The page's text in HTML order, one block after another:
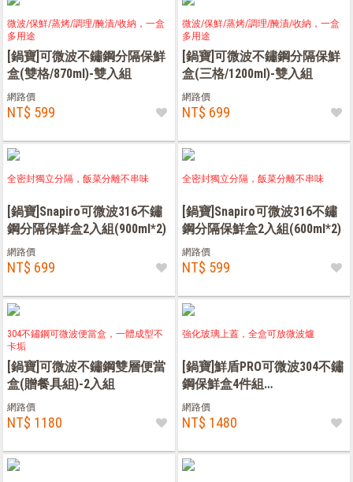
微波/保鮮/蒸烤/調理/醃漬/收納，一盒
多用途
[鍋寶]可微波不鏽鋼分隔保鮮
盒(雙格/870ml)-雙入組
網路價
NT$ 599
微波/保鮮/蒸烤/調理/醃漬/收納，一盒
多用途
[鍋寶]可微波不鏽鋼分隔保鮮
盒(三格/1200ml)-雙入組
網路價
NT$ 699
全密封獨立分隔，飯菜分離不串味
[鍋寶]Snapiro可微波316不鏽
鋼分隔保鮮盒2入組(900ml*2)
網路價
NT$ 699
全密封獨立分隔，飯菜分離不串味
[鍋寶]Snapiro可微波316不鏽
鋼分隔保鮮盒2入組(600ml*2)
網路價
NT$ 599
304不鏽鋼可微波便當盒，一體成型不
卡垢
[鍋寶]可微波不鏽鋼雙層便當
盒(贈餐具組)-2入組
網路價
NT$ 1180
強化玻璃上蓋，全盒可放微波爐
[鍋寶]鮮盾PRO可微波304不鏽
鋼保鮮盒4件組
(850ml+1000ml*2+1300ml)
網路價
NT$ 1480